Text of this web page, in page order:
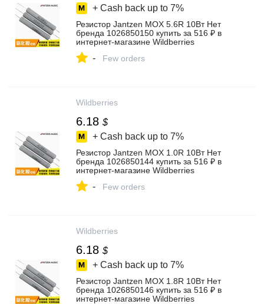
+ Cash back up to 7%
Резистор Jantzen MOX 5.6R 10Вт Нет
бренда 1026850150 купить за 516 ₽ в
интернет‑магазине Wildberries
- Few orders
Wildberries
6.18 $
+ Cash back up to 7%
Резистор Jantzen MOX 1.0R 10Вт Нет
бренда 1026850144 купить за 516 ₽ в
интернет‑магазине Wildberries
- Few orders
Wildberries
6.18 $
+ Cash back up to 7%
Резистор Jantzen MOX 1.8R 10Вт Нет
бренда 1026850146 купить за 516 ₽ в
интернет‑магазине Wildberries